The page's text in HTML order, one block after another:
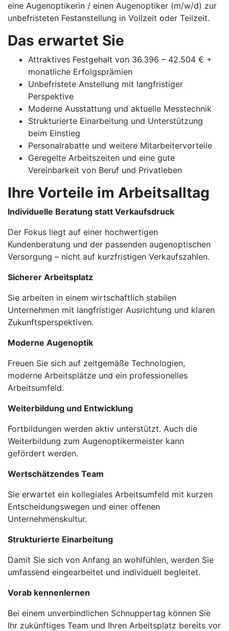
eine Augenoptikerin / einen Augenoptiker (m/w/d) zur
unbefristeten Festanstellung in Vollzeit oder Teilzeit.
Das erwartet Sie
Attraktives Festgehalt von 36.396 – 42.504 € +
monatliche Erfolgsprämien
Unbefristete Anstellung mit langfristiger
Perspektive
Moderne Ausstattung und aktuelle Messtechnik
Strukturierte Einarbeitung und Unterstützung
beim Einstieg
Personalrabatte und weitere Mitarbeitervorteile
Geregelte Arbeitszeiten und eine gute
Vereinbarkeit von Beruf und Privatleben
Ihre Vorteile im Arbeitsalltag
Individuelle Beratung statt Verkaufsdruck
Der Fokus liegt auf einer hochwertigen
Kundenberatung und der passenden augenoptischen
Versorgung – nicht auf kurzfristigen Verkaufszahlen.
Sicherer Arbeitsplatz
Sie arbeiten in einem wirtschaftlich stabilen
Unternehmen mit langfristiger Ausrichtung und klaren
Zukunftsperspektiven.
Moderne Augenoptik
Freuen Sie sich auf zeitgemäße Technologien,
moderne Arbeitsplätze und ein professionelles
Arbeitsumfeld.
Weiterbildung und Entwicklung
Fortbildungen werden aktiv unterstützt. Auch die
Weiterbildung zum Augenoptikermeister kann
gefördert werden.
Wertschätzendes Team
Sie erwartet ein kollegiales Arbeitsumfeld mit kurzen
Entscheidungswegen und einer offenen
Unternehmenskultur.
Strukturierte Einarbeitung
Damit Sie sich von Anfang an wohlfühlen, werden Sie
umfassend eingearbeitet und individuell begleitet.
Vorab kennenlernen
Bei einem unverbindlichen Schnuppertag können Sie
Ihr zukünftiges Team und Ihren Arbeitsplatz bereits vor